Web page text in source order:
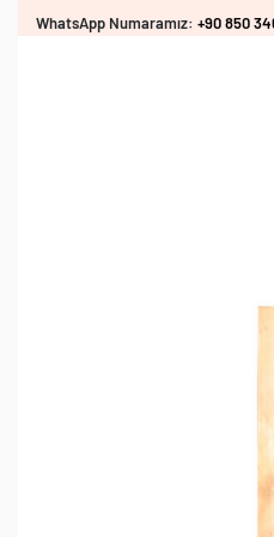
WhatsApp Numaramız: +90 850